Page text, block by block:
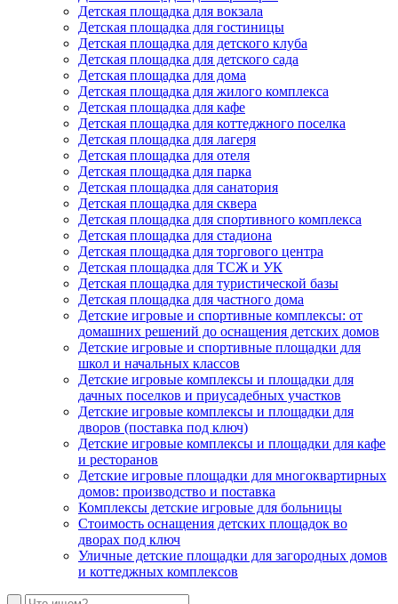
Детская площадка для вокзала
Детская площадка для гостиницы
Детская площадка для детского клуба
Детская площадка для детского сада
Детская площадка для дома
Детская площадка для жилого комплекса
Детская площадка для кафе
Детская площадка для коттеджного поселка
Детская площадка для лагеря
Детская площадка для отеля
Детская площадка для парка
Детская площадка для санатория
Детская площадка для сквера
Детская площадка для спортивного комплекса
Детская площадка для стадиона
Детская площадка для торгового центра
Детская площадка для ТСЖ и УК
Детская площадка для туристической базы
Детская площадка для частного дома
Детские игровые и спортивные комплексы: от
домашних решений до оснащения детских домов
Детские игровые и спортивные площадки для
школ и начальных классов
Детские игровые комплексы и площадки для
дачных поселков и приусадебных участков
Детские игровые комплексы и площадки для
дворов (поставка под ключ)
Детские игровые комплексы и площадки для кафе
и ресторанов
Детские игровые площадки для многоквартирных
домов: производство и поставка
Комплексы детские игровые для больницы
Стоимость оснащения детских площадок во
дворах под ключ
Уличные детские площадки для загородных домов
и коттеджных комплексов